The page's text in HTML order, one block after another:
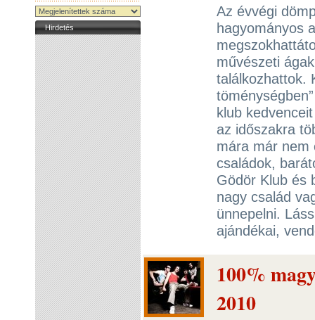
Hirdetés
Az évvégi
hagyományos
művészeti
találkozhattok.
klub
az időszakra
mára már nem
családok,
Gödör Klub és
nagy család
ünnepelni.
ajándékai,
100%
2010